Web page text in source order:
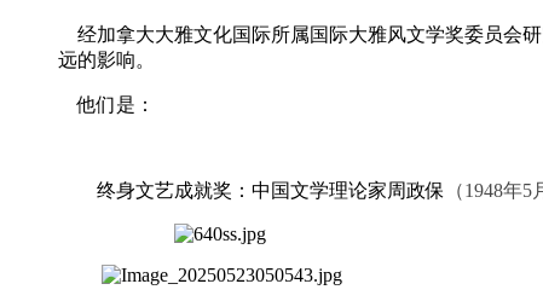
经加拿大大雅文化国际所属国际大雅风文学奖委员会
远的影响。
他们是：
终身文艺成就奖：中国文学理论家周政保 （1948年